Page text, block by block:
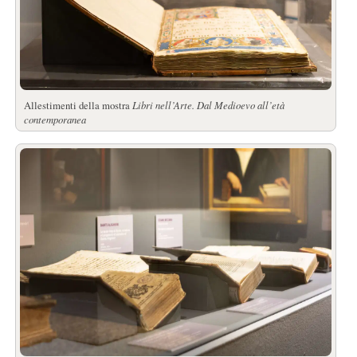
Allestimenti della mostra Libri nell’Arte. Dal Medioevo all’età
contemporanea